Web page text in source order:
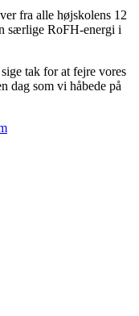
fra alle højskolens 12
særlige RoFH-energi i
tak for at fejre vores
dag som vi håbede på